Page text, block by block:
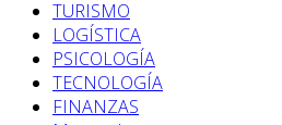
TURISMO
LOGÍSTICA
PSICOLOGÍA
TECNOLOGÍA
FINANZAS